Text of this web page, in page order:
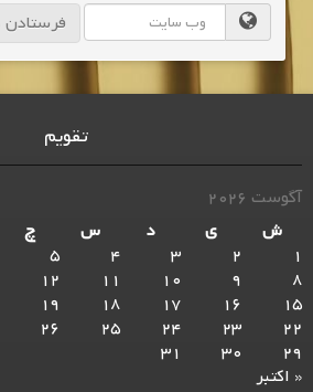
تقویم
آگوست 2026
ش
ی د س چ
1
2
3
4
5
8
9
10
11
12
15
16
17
18
19
22
23
24
25
26
29
30
31
« اکتبر